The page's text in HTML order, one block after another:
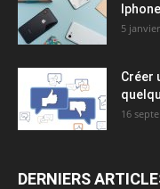
5
Créer
16
DERNIERS